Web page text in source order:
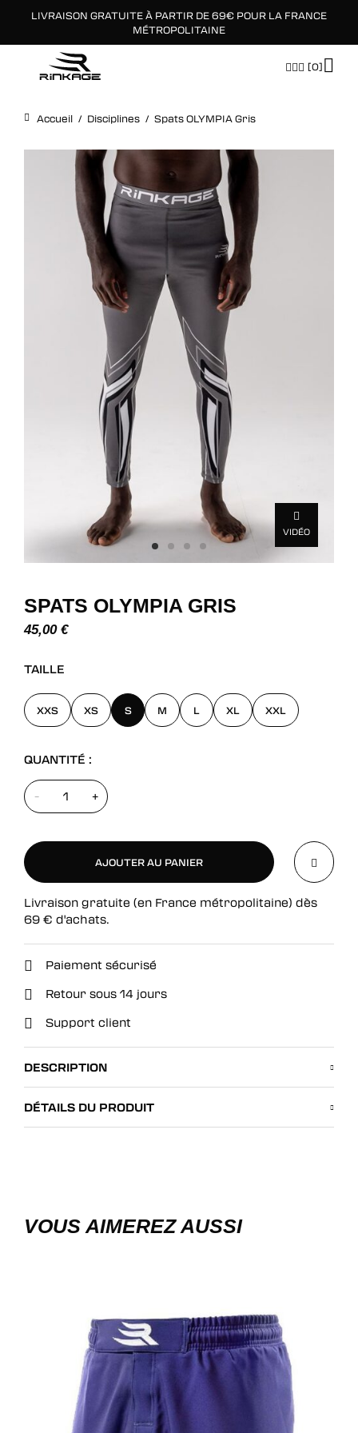
LIVRAISON GRATUITE À PARTIR DE 69€ POUR LA FRANCE
MÉTROPOLITAINE
[0]
Accueil / Disciplines / Spats OLYMPIA Gris
VIDÉO
SPATS OLYMPIA GRIS
45,00 €
TAILLE
XXS XS S M L XL XXL
QUANTITÉ :
- +
AJOUTER AU PANIER
AJOUTER AU PANIER
Livraison gratuite (en France métropolitaine) dès
69 € d'achats.
Paiement sécurisé
Retour sous 14 jours
Support client
DESCRIPTION
DÉTAILS DU PRODUIT
VOUS AIMEREZ AUSSI